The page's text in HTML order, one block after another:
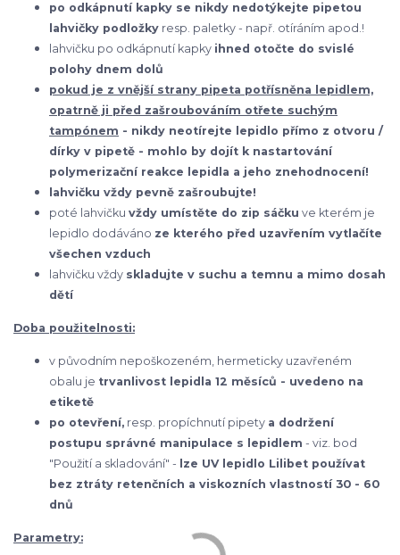
po odkápnutí kapky se nikdy nedotýkejte pipetou
lahvičky podložky resp. paletky - např. otíráním apod.!
lahvičku po odkápnutí kapky ihned otočte do svislé
polohy dnem dolů
pokud je z vnější strany pipeta potřísněna lepidlem,
opatrně ji před zašroubováním otřete suchým
tampónem - nikdy neotírejte lepidlo přímo z otvoru /
dírky v pipetě - mohlo by dojít k nastartování
polymerizační reakce lepidla a jeho znehodnocení!
lahvičku vždy pevně zašroubujte!
poté lahvičku vždy umístěte do zip sáčku ve kterém je
lepidlo dodáváno ze kterého před uzavřením vytlačíte
všechen vzduch
lahvičku vždy skladujte v suchu a temnu a mimo dosah
dětí
Doba použitelnosti:
v původním nepoškozeném, hermeticky uzavřeném
obalu je trvanlivost lepidla 12 měsíců - uvedeno na
etiketě
po otevření, resp. propíchnutí pipety a dodržení
postupu správné manipulace s lepidlem - viz. bod
"Použití a skladování" - lze UV lepidlo Lilibet používat
bez ztráty retenčních a viskozních vlastností 30 - 60
dnů
Parametry: